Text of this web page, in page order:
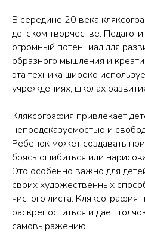
В середине 20 века
детском творчестве.
огромный потенциал для
образного мышления и
эта техника широко
учреждениях, школах
Кляксография привлекает
непредсказуемостью и
Ребенок может создавать
боясь ошибиться или
Это особенно важно для
своих художественных
чистого листа. Кляксография
раскрепоститься и дает
самовыражению.